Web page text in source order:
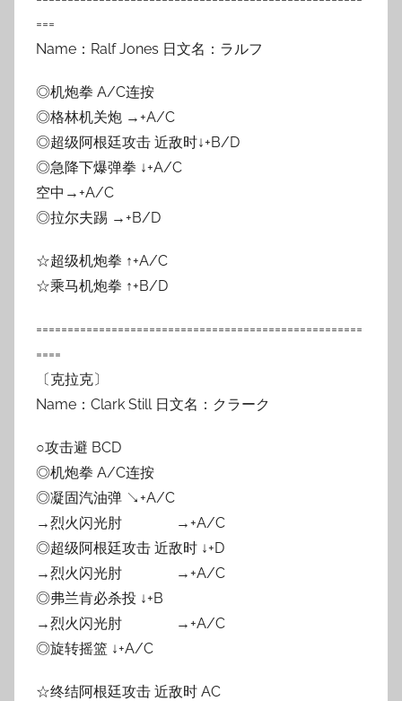
===
Name：Ralf Jones 日文名：ラルフ
◎机炮拳 A/C连按
◎格林机关炮 →+A/C
◎超级阿根廷攻击 近敌时↓+B/D
◎急降下爆弹拳 ↓+A/C
空中→+A/C
◎拉尔夫踢 →+B/D
☆超级机炮拳 ↑+A/C
☆乘马机炮拳 ↑+B/D
====================================================
====
〔克拉克〕
Name：Clark Still 日文名：クラーク
○攻击避 BCD
◎机炮拳 A/C连按
◎凝固汽油弹 ↘+A/C
→烈火闪光肘 →+A/C
◎超级阿根廷攻击 近敌时 ↓+D
→烈火闪光肘 →+A/C
◎弗兰肯必杀投 ↓+B
→烈火闪光肘 →+A/C
◎旋转摇篮 ↓+A/C
☆终结阿根廷攻击 近敌时 AC